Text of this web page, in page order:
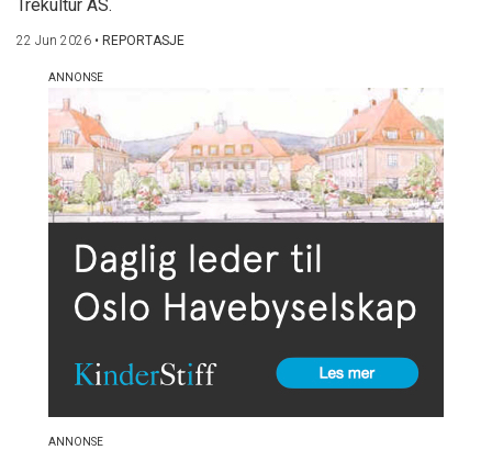
Trekultur AS.
22 Jun 2026 • REPORTASJE